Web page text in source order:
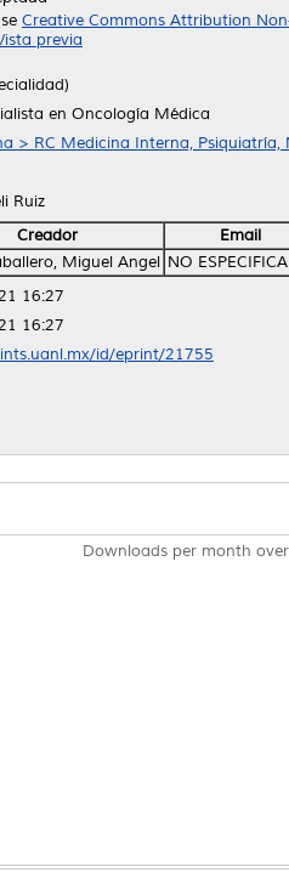
Creative Commons Attribution
previa
en Oncología Médica
> RC Medicina Interna, Psiquiatría,
Ruiz
Creador
Email
Miguel Angel NO
16:27
16:27
id/eprint/21755
Downloads per month